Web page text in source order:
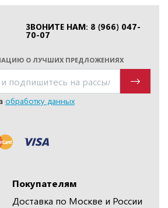
ЗВОНИТЕ НАМ: 8 (966) 047-
70-07
О ЛУЧШИХ ПРЕДЛОЖЕНИЯХ
обработку данных
Покупателям
Доставка по Москве и России